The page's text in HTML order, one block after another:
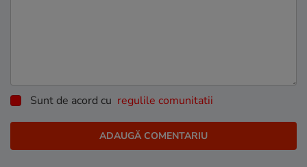
Sunt de acord cu regulile comunitatii